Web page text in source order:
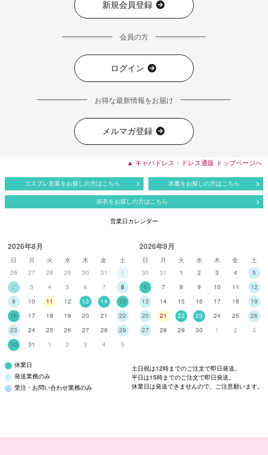
新規会員登録
会員の方
ログイン
お得な最新情報をお届け
メルマガ登録
▲ キャバドレス・ドレス通販 トップページへ
コスプレ衣装をお探しの方はこちら 水着をお探しの方はこちら
浴衣をお探しの方はこちら
営業日カレンダー
2026年8月
日 月 火 水 木 金
土
26
27 28 29 30 31
1
2
3 4 5 6 7
8
9
10 11 12 13 14
15
16
17 18 19 20 21
22
23
24 25 26 27 28
29
30
31 1 2 3 4 5
2026年9月
日 月 火 水 木 金
土
30
31 1 2 3 4
5
6
7 8 9 10 11
12
13
14 15 16 17 18
19
20
21 22 23 24 25
26
27
28 29 30 1 2 3
休業日
発送業務のみ
受注・お問い合わせ業務のみ
土日祝は12時までのご注文で即日発送。
平日は15時までのご注文で即日発送。
休業日は発送できませんので、ご注意願います。